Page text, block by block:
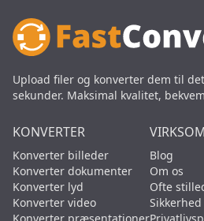
Upload filer og konverter dem til
sekunder. Maksimal kvalitet,
KONVERTER
Konverter billeder
Konverter dokumenter
Konverter lyd
Konverter video
Blog
Om os
Ofte
Sikkerhed